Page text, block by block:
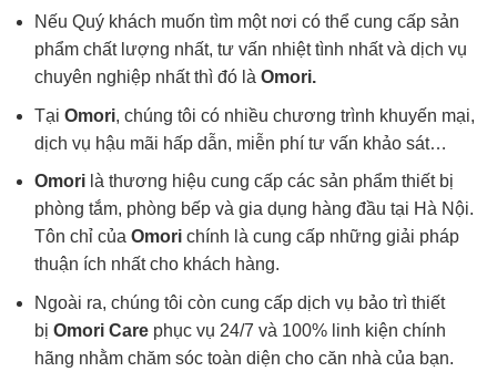
Nếu Quý khách muốn tìm một nơi có thể cung cấp sản
phẩm chất lượng nhất, tư vấn nhiệt tình nhất và dịch vụ
chuyên nghiệp nhất thì đó là Omori.
Tại Omori, chúng tôi có nhiều chương trình khuyến mại,
dịch vụ hậu mãi hấp dẫn, miễn phí tư vấn khảo sát…
Omori là thương hiệu cung cấp các sản phẩm thiết bị
phòng tắm, phòng bếp và gia dụng hàng đầu tại Hà Nội.
Tôn chỉ của Omorichính là cung cấp những giải pháp
thuận ích nhất cho khách hàng.
Ngoài ra, chúng tôi còn cung cấp dịch vụ bảo trì thiết
bị Omori Carephục vụ 24/7 và 100% linh kiện chính
hãng nhằm chăm sóc toàn diện cho căn nhà của bạn.